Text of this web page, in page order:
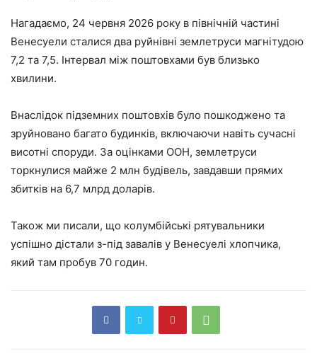
Нагадаємо, 24 червня 2026 року в північній частині
Венесуели сталися два руйнівні землетруси магнітудою
7,2 та 7,5. Інтервал між поштовхами був близько
хвилини.
Внаслідок підземних поштовхів було пошкоджено та
зруйновано багато будинків, включаючи навіть сучасні
висотні споруди. За оцінками ООН, землетруси
торкнулися майже 2 млн будівель, завдавши прямих
збитків на 6,7 млрд доларів.
Також ми писали, що колумбійські рятувальники
успішно дістали з-під завалів у Венесуелі хлопчика,
який там пробув 70 годин.